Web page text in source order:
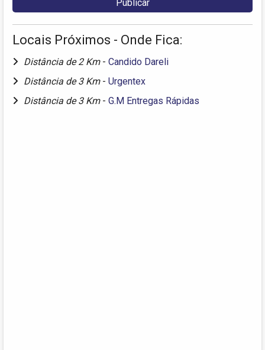
Locais Próximos - Onde Fica:
Distância de 2 Km - Candido Dareli
Distância de 3 Km - Urgentex
Distância de 3 Km - G.M Entregas Rápidas